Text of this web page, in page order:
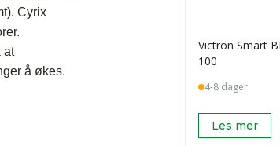
Cyrix
at
å økes.
Victron Smart
100
4-8 dager
Les mer